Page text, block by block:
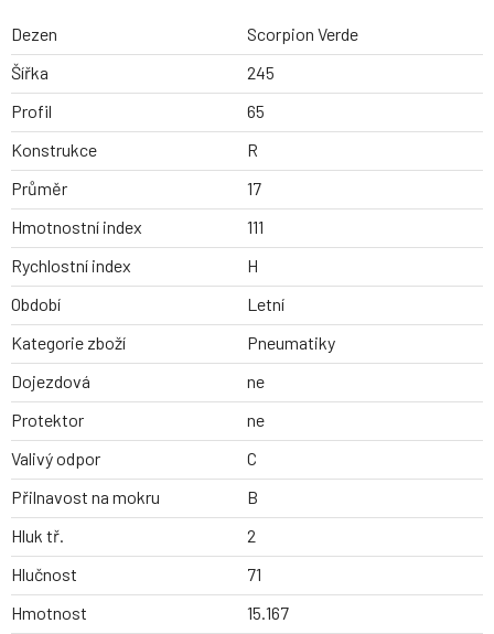
Dezen
Scorpion Verde
Šířka
245
Profil
65
Konstrukce
R
Průměr
17
Hmotnostní index
111
Rychlostní index
H
Období
Letní
Kategorie zboží
Pneumatiky
Dojezdová
ne
Protektor
ne
Valivý odpor
C
Přilnavost na mokru
B
Hluk tř.
2
Hlučnost
71
Hmotnost
15.167